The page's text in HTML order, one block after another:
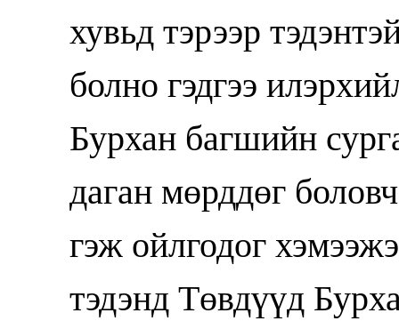
хувьд тэрээр
болно гэдгээ
Бурхан багшийн
даган мөрддөг
гэж ойлгодог
тэдэнд Төвдүүд